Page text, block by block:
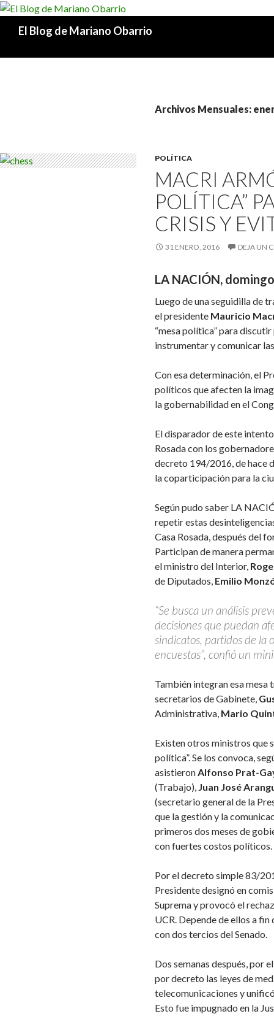
El Blog de Mariano Obarrio
Archivos Mensuales:
POLÍTICA
MACRI
POLÍTICA”
CRISIS Y
31 ENERO, 2016 DEJA UN
LA NACIÓN,
Luego de una seguidilla de
el presidente Mauricio
“mesa política” para
instrumentar y comunicar
Con esa determinación, el
políticos que afecten la
la gobernabilidad en el
El disparador de este
Rosada con los
decreto 194/2016, de hace
la coparticipación para la
Según pudo saber LA
repetir estas
Casa Rosada, después del
Participan de manera
el ministro del Interior,
de Diputados, Emilio
“Se busca un análisis
decisiones que puedan
sindicatos, partidos de la
encuestas”, confió un
También integran esa
secretarios de Gabinete,
Administrativa, Mario
Existen otros ministros que
política”. Se los convoca,
asistieronAlfonso Prat-
(Trabajo), Juan José
(secretario general de la
que la gestión y la
primeros dos meses de
con fuertes costos políticos.
Por el decreto simple 83/
Presidente designó en
Suprema y provocó el
UCR. Depende de ellos a
con dos tercios del Senado.
Dos semanas después, por
por decreto las leyes de
telecomunicaciones y
Esto fue impugnado en la